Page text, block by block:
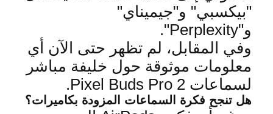
"بيكسبي" و"جيميناي"
و"Perplexity".
وفي المقابل، لم تظهر حتى الآن أي
معلومات موثوقة حول خليفة مباشر
لسماعات
هل تنجح فكرة السماعات المزودة بكاميرات؟